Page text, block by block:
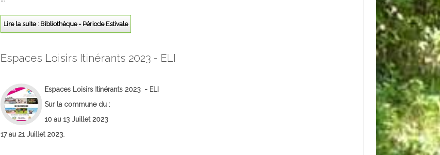
Lire la suite : Bibliothèque - Période Estivale
Espaces Loisirs Itinérants 2023 - ELI
Espaces Loisirs Itinérants 2023 - ELI
Sur la commune du :
10 au 13 Juillet 2023
17 au 21 Juillet 2023.